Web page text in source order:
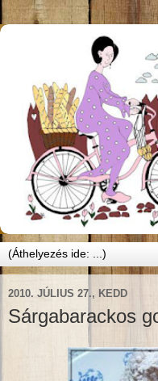
2010. JÚLIUS 27., KEDD
Sárgabarackos